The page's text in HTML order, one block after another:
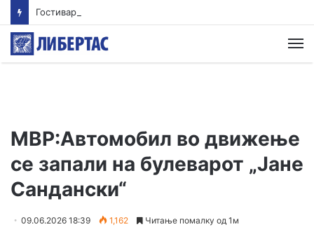
Гостиварци и натаму без пивка вода
МВР:Автомобил во движење
се запали на булеварот „Јане
Сандански“
09.06.2026 18:39 1,162 Читање помалку од 1м